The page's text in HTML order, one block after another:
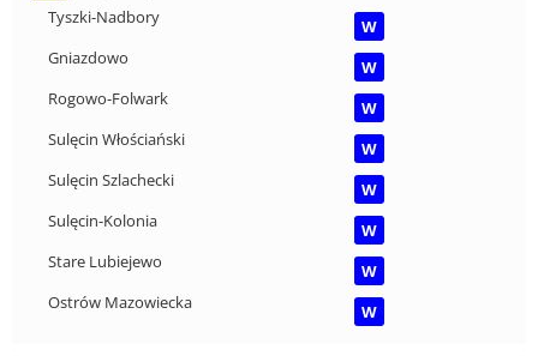
Tyszki-Nadbory
W
Gniazdowo
W
Rogowo-Folwark
W
Sulęcin Włościański
W
Sulęcin Szlachecki
W
Sulęcin-Kolonia
W
Stare Lubiejewo
W
Ostrów Mazowiecka
W